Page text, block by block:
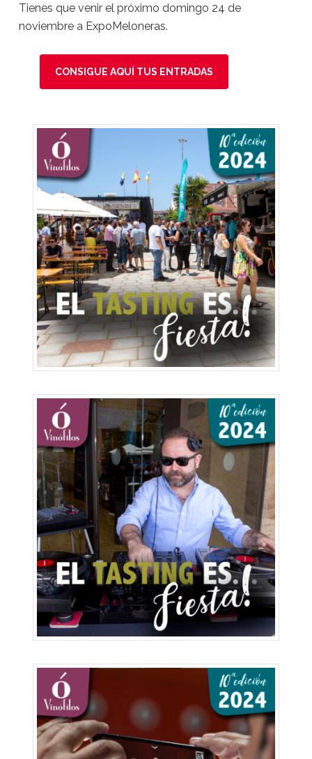
Tienes que venir el próximo domingo 24 de
noviembre a ExpoMeloneras.
CONSIGUE AQUÍ TUS ENTRADAS